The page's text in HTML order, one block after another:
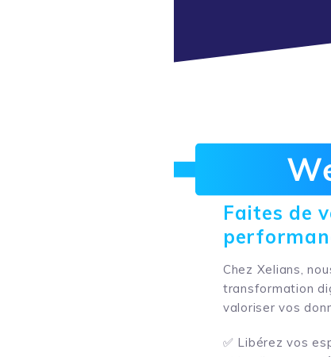
Faites de
Chez Xelians,
transformation
valoriser vos
✅ Libérez vos